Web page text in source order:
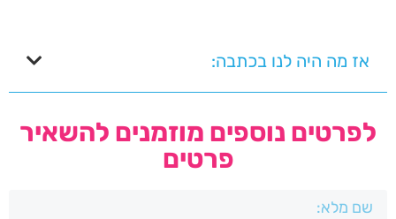
אז מה היה לנו בכתבה:
לפרטים נוספים מוזמנים להשאיר
פרטים